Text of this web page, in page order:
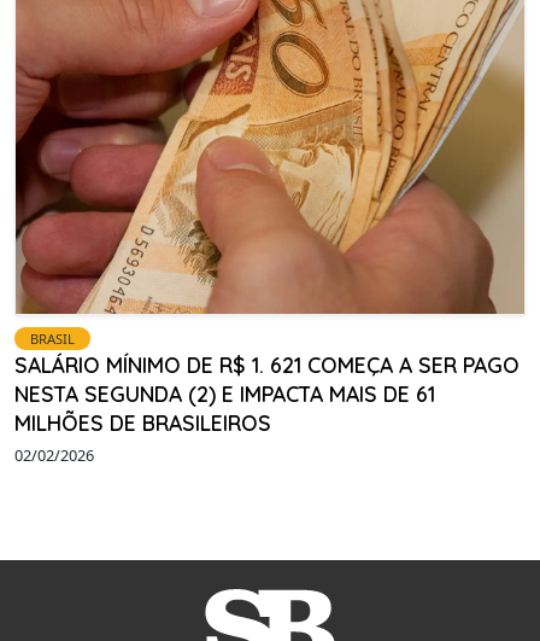
BRASIL
SALÁRIO MÍNIMO DE R$ 1. 621 COMEÇA A SER PAGO
NESTA SEGUNDA (2) E IMPACTA MAIS DE 61
MILHÕES DE BRASILEIROS
02/02/2026